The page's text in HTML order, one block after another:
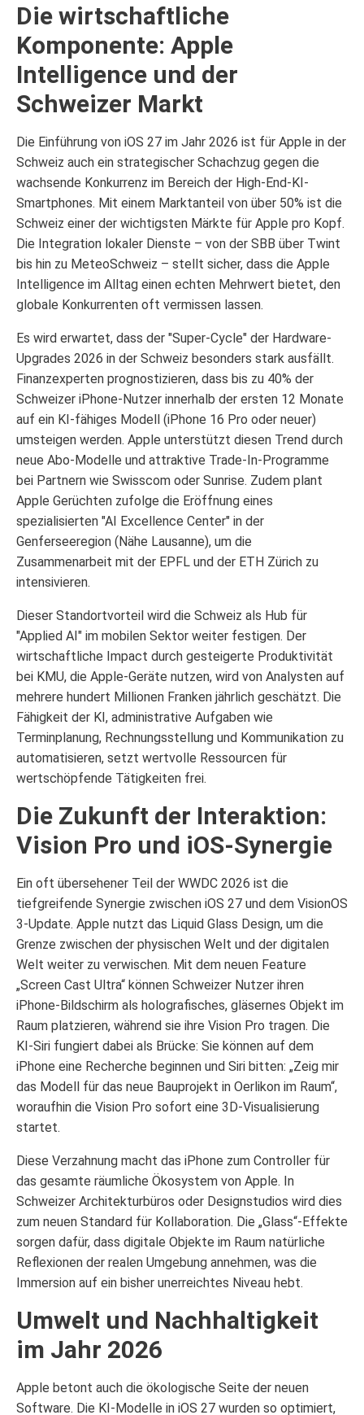
Die wirtschaftliche
Komponente: Apple
Intelligence und der
Schweizer Markt
Die Einführung von iOS 27 im Jahr 2026 ist für Apple in der
Schweiz auch ein strategischer Schachzug gegen die
wachsende Konkurrenz im Bereich der High-End-KI-
Smartphones. Mit einem Marktanteil von über 50% ist die
Schweiz einer der wichtigsten Märkte für Apple pro Kopf.
Die Integration lokaler Dienste – von der SBB über Twint
bis hin zu MeteoSchweiz – stellt sicher, dass die Apple
Intelligence im Alltag einen echten Mehrwert bietet, den
globale Konkurrenten oft vermissen lassen.
Es wird erwartet, dass der "Super-Cycle" der Hardware-
Upgrades 2026 in der Schweiz besonders stark ausfällt.
Finanzexperten prognostizieren, dass bis zu 40% der
Schweizer iPhone-Nutzer innerhalb der ersten 12 Monate
auf ein KI-fähiges Modell (iPhone 16 Pro oder neuer)
umsteigen werden. Apple unterstützt diesen Trend durch
neue Abo-Modelle und attraktive Trade-In-Programme
bei Partnern wie Swisscom oder Sunrise. Zudem plant
Apple Gerüchten zufolge die Eröffnung eines
spezialisierten "AI Excellence Center" in der
Genferseeregion (Nähe Lausanne), um die
Zusammenarbeit mit der EPFL und der ETH Zürich zu
intensivieren.
Dieser Standortvorteil wird die Schweiz als Hub für
"Applied AI" im mobilen Sektor weiter festigen. Der
wirtschaftliche Impact durch gesteigerte Produktivität
bei KMU, die Apple-Geräte nutzen, wird von Analysten auf
mehrere hundert Millionen Franken jährlich geschätzt. Die
Fähigkeit der KI, administrative Aufgaben wie
Terminplanung, Rechnungsstellung und Kommunikation zu
automatisieren, setzt wertvolle Ressourcen für
wertschöpfende Tätigkeiten frei.
Die Zukunft der Interaktion:
Vision Pro und iOS-Synergie
Ein oft übersehener Teil der WWDC 2026 ist die
tiefgreifende Synergie zwischen iOS 27 und dem VisionOS
3-Update. Apple nutzt das Liquid Glass Design, um die
Grenze zwischen der physischen Welt und der digitalen
Welt weiter zu verwischen. Mit dem neuen Feature
„Screen Cast Ultra“ können Schweizer Nutzer ihren
iPhone-Bildschirm als holografisches, gläsernes Objekt im
Raum platzieren, während sie ihre Vision Pro tragen. Die
KI-Siri fungiert dabei als Brücke: Sie können auf dem
iPhone eine Recherche beginnen und Siri bitten: „Zeig mir
das Modell für das neue Bauprojekt in Oerlikon im Raum“,
woraufhin die Vision Pro sofort eine 3D-Visualisierung
startet.
Diese Verzahnung macht das iPhone zum Controller für
das gesamte räumliche Ökosystem von Apple. In
Schweizer Architekturbüros oder Designstudios wird dies
zum neuen Standard für Kollaboration. Die „Glass“-Effekte
sorgen dafür, dass digitale Objekte im Raum natürliche
Reflexionen der realen Umgebung annehmen, was die
Immersion auf ein bisher unerreichtes Niveau hebt.
Umwelt und Nachhaltigkeit
im Jahr 2026
Apple betont auch die ökologische Seite der neuen
Software. Die KI-Modelle in iOS 27 wurden so optimiert,